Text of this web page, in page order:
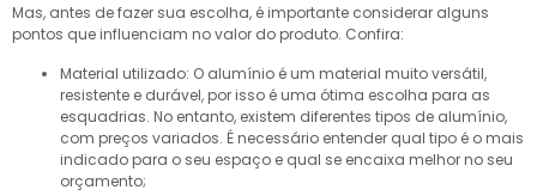
Mas, antes de fazer sua escolha, é importante considerar alguns
pontos que influenciam no valor do produto. Confira:
Material utilizado: O alumínio é um material muito versátil,
resistente e durável, por isso é uma ótima escolha para as
esquadrias. No entanto, existem diferentes tipos de alumínio,
com preços variados. É necessário entender qual tipo é o mais
indicado para o seu espaço e qual se encaixa melhor no seu
orçamento;